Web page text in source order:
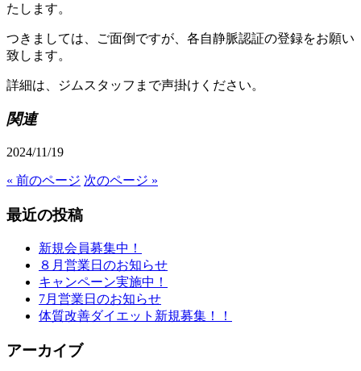
たします。
つきましては、ご面倒ですが、各自静脈認証の登録をお願い
致します。
詳細は、ジムスタッフまで声掛けください。
関連
2024/11/19
« 前のページ 次のページ »
最近の投稿
新規会員募集中！
８月営業日のお知らせ
キャンペーン実施中！
7月営業日のお知らせ
体質改善ダイエット新規募集！！
アーカイブ